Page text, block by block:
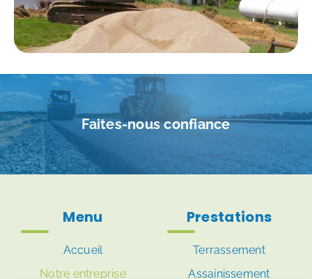
Faites-nous confiance
Menu
Accueil
Notre entreprise
Prestations
Terrassement
Assainissement